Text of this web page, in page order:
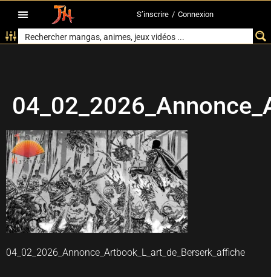
S’inscrire / Connexion
04_02_2026_Annonce_Artbook_L_art_de_Berserk_affiche